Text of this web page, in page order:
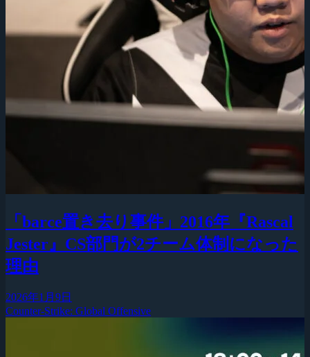
「barce置き去り事件」2016年『Rascal
Jester』CS部門が2チーム体制になった
理由
2026年1月9日
Counter-Strike: Global Offensive